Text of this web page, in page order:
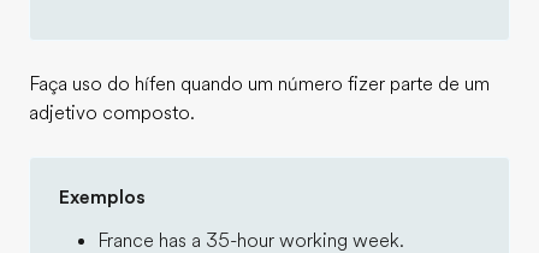
Faça uso do hífen quando um número fizer parte de um
adjetivo composto.
Exemplos
France has a 35-hour working week.